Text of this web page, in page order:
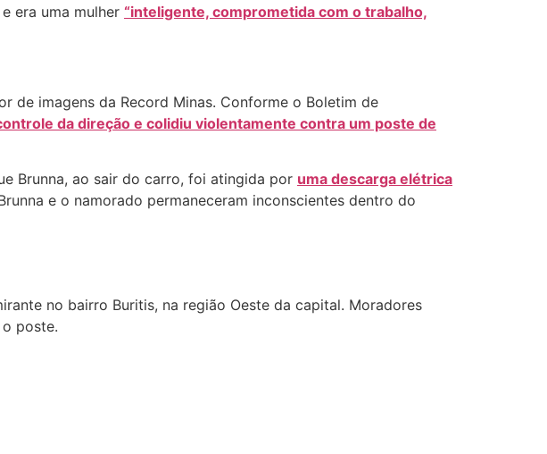
era uma mulher “inteligente, comprometida com o trabalho,
de imagens da Record Minas. Conforme o Boletim de
da direção e colidiu violentamente contra um poste de
Brunna, ao sair do carro, foi atingida por uma descarga elétrica
e o namorado permaneceram inconscientes dentro do
no bairro Buritis, na região Oeste da capital. Moradores
poste.